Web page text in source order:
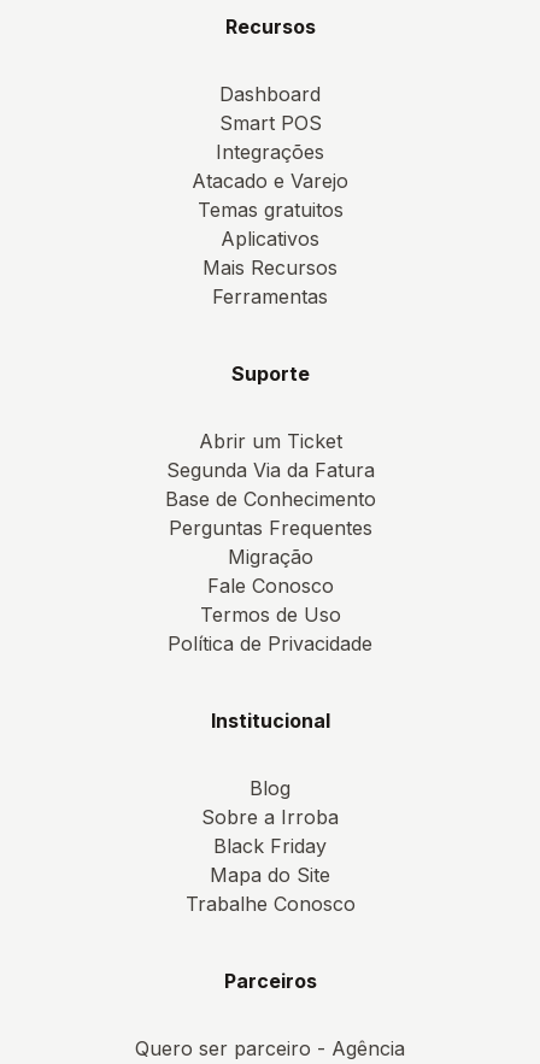
Recursos
Dashboard
Smart POS
Integrações
Atacado e Varejo
Temas gratuitos
Aplicativos
Mais Recursos
Ferramentas
Suporte
Abrir um Ticket
Segunda Via da Fatura
Base de Conhecimento
Perguntas Frequentes
Migração
Fale Conosco
Termos de Uso
Política de Privacidade
Institucional
Blog
Sobre a Irroba
Black Friday
Mapa do Site
Trabalhe Conosco
Parceiros
Quero ser parceiro - Agência